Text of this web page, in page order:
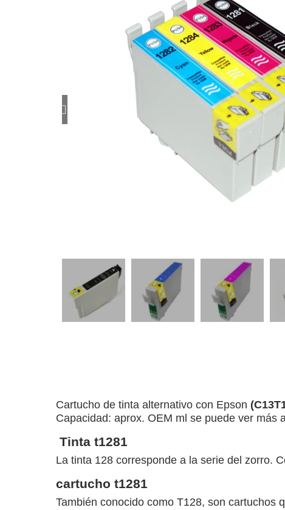
Cartucho de tinta alternativo con Epson
Capacidad: aprox. OEM ml se puede ver más
Tinta t1281
La tinta 128 corresponde a la serie del zorro.
cartucho t1281
También conocido como T128, son cartuchos